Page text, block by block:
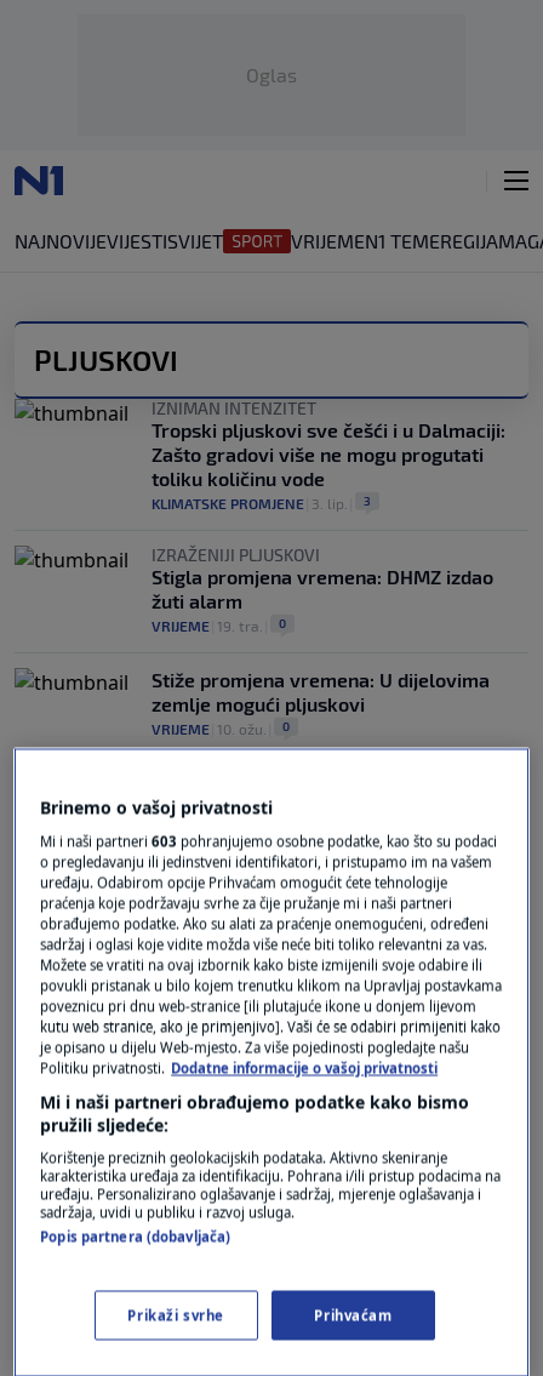
Oglas
NAJNOVIJEVIJESTISVIJET VRIJEMEN1 TEMEREGIJA
PLJUSKOVI
IZNIMAN INTENZITET
Tropski pljuskovi sve češći i u Dalmaciji:
Zašto gradovi više ne mogu progutati
toliku količinu vode
KLIMATSKE PROMJENE 3. lip. 3
IZRAŽENIJI PLJUSKOVI
Stigla promjena vremena: DHMZ izdao
žuti alarm
VRIJEME 19. tra. 0
Stiže promjena vremena: U dijelovima
zemlje mogući pljuskovi
VRIJEME 10. ožu. 0
Oglas
Za nekoliko regija upaljen narančasti
alarm zbog nevremena
VRIJEME
Stižu nam grmljavinski pljuskovi, a evo
kada možemo očekivati pravo osvježenje
VIJESTI|4. ruj.
Stiže nevrijeme: Dijelovima zemlje prijete
grmljavinske oluje
VRIJEME|2. kol.| 0
Brinemo o vašoj privatnosti
Mi i naši partneri603 pohranjujemo osobne podatke, kao što su podaci
o pregledavanju ili jedinstveni identifikatori, i pristupamo im na vašem
uređaju. Odabirom opcije Prihvaćam omogućit ćete tehnologije
praćenja koje podržavaju svrhe za čije pružanje mi i naši partneri
obrađujemo podatke. Ako su alati za praćenje onemogućeni, određeni
sadržaj i oglasi koje vidite možda više neće biti toliko relevantni za vas.
Možete se vratiti na ovaj izbornik kako biste izmijenili svoje odabire ili
povukli pristanak u bilo kojem trenutku klikom na Upravljaj postavkama
poveznicu pri dnu web-stranice [ili plutajuće ikone u donjem lijevom
kutu web stranice, ako je primjenjivo]. Vaši će se odabiri primijeniti kako
je opisano u dijelu Web-mjesto. Za više pojedinosti pogledajte našu
Politiku privatnosti. Dodatne informacije o vašoj privatnosti
Mi i naši partneri obrađujemo podatke kako bismo
pružili sljedeće:
Korištenje preciznih geolokacijskih podataka. Aktivno skeniranje
karakteristika uređaja za identifikaciju. Pohrana i/ili pristup podacima na
uređaju. Personalizirano oglašavanje i sadržaj, mjerenje oglašavanja i
sadržaja, uvidi u publiku i razvoj usluga.
Popis partnera (dobavljača)
Prikaži svrhe Prihvaćam